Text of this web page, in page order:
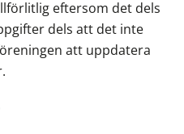
eftersom det dels
dels att det inte
att uppdatera